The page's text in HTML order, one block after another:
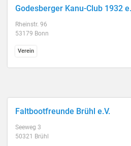
Godesberger Kanu-Club 1932
Rheinstr. 96
53179 Bonn
Verein
Faltbootfreunde Brühl e.V.
Seeweg 3
50321 Brühl